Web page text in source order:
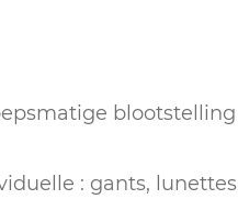
blootstelling
: gants, lunettes